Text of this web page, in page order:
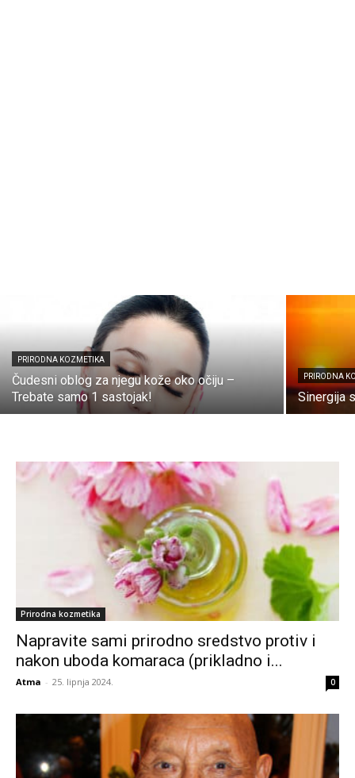
PRIRODNA KOZMETIKA
Čudesni oblog za njegu kože oko očiju –
Trebate samo 1 sastojak!
PRIRODNA
Sinergija
Prirodna kozmetika
Napravite sami prirodno sredstvo protiv i
nakon uboda komaraca (prikladno i...
Atma - 25. lipnja 2024. 0